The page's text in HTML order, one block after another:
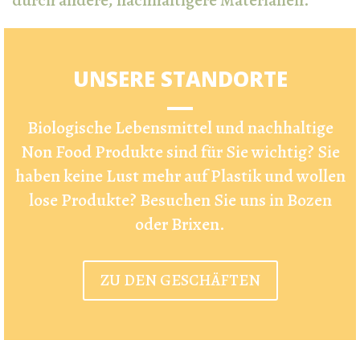
UNSERE STANDORTE
Biologische Lebensmittel und nachhaltige
Non Food Produkte sind für Sie wichtig? Sie
haben keine Lust mehr auf Plastik und wollen
lose Produkte? Besuchen Sie uns in Bozen
oder Brixen.
ZU DEN GESCHÄFTEN